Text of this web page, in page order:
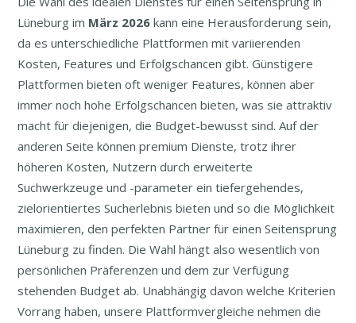
Lüneburg im März 2026 kann eine Herausforderung sein,
da es unterschiedliche Plattformen mit variierenden
Kosten, Features und Erfolgschancen gibt. Günstigere
Plattformen bieten oft weniger Features, können aber
immer noch hohe Erfolgschancen bieten, was sie attraktiv
macht für diejenigen, die Budget-bewusst sind. Auf der
anderen Seite können premium Dienste, trotz ihrer
höheren Kosten, Nutzern durch erweiterte
Suchwerkzeuge und -parameter ein tiefergehendes,
zielorientiertes Sucherlebnis bieten und so die Möglichkeit
maximieren, den perfekten Partner für einen Seitensprung
Lüneburg zu finden. Die Wahl hängt also wesentlich von
persönlichen Präferenzen und dem zur Verfügung
stehenden Budget ab. Unabhängig davon welche Kriterien
Vorrang haben, unsere Plattformvergleiche nehmen die